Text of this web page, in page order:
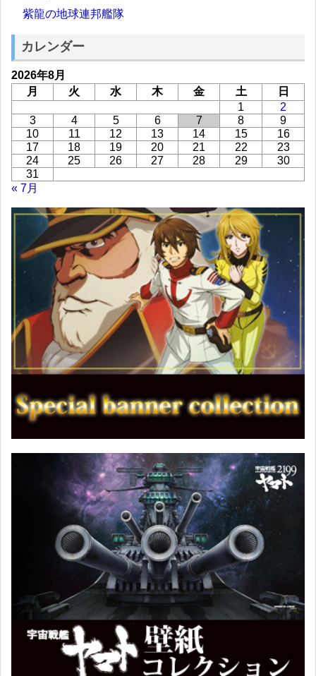
紫龍の地球連邦艦隊
カレンダー
2026年8月
月
火 水 木 金 土
日
1
2
3
4 5 6 7 8
9
10
11 12 13 14 15
16
17
18 19 20 21 22
23
24
25 26 27 28 29
30
31
« 7月